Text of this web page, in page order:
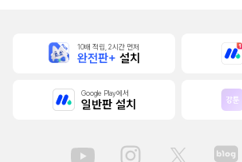
10배 적립, 2시간 먼저
완전판+ 설치
Google Play에서
일반판 설치